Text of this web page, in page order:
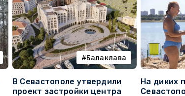
Балаклава
В Севастополе утвердили
проект застройки центра
На диких